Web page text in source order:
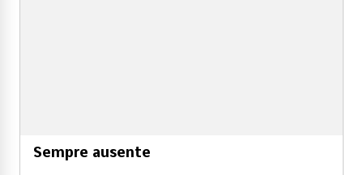
Sempre ausente